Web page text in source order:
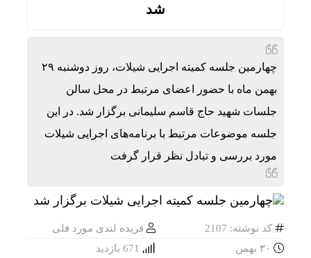
شد
چهارمین جلسه کمیته اجرایی شیلات، روز دوشنبه ۲۹
بهمن ماه با حضور اعضای مرتبط در محل سالن
جلسات شهید حاج قاسم سلیمانی برگزار شد. در این
جلسه موضوعات مرتبط با برنامه‌های اجرایی شیلات
مورد بررسی و تبادل نظر قرار گرفت
کد نوشته: 2107
فریده لندی مورد فلی